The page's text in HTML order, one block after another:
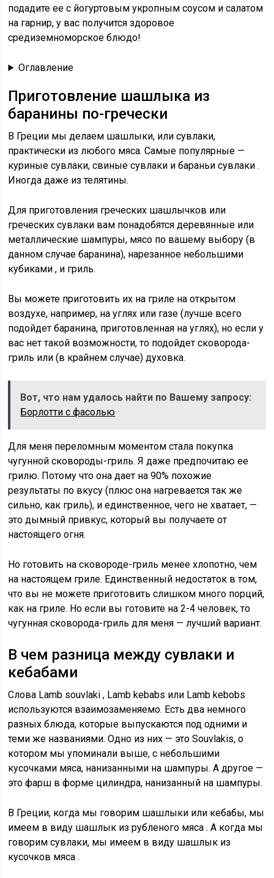
подадите ее с йогуртовым укропным соусом и салатом
на гарнир, у вас получится здоровое
средиземноморское блюдо!
Оглавление
Приготовление шашлыка из
баранины по-гречески
В Греции мы делаем шашлыки, или сувлаки,
практически из любого мяса. Самые популярные —
куриные сувлаки, свиные сувлаки ибараньи сувлаки .
Иногда даже из телятины.
Для приготовления греческих шашлычков или
греческих сувлаки вам понадобятся деревянные или
металлические шампуры, мясо по вашему выбору (в
данном случае баранина), нарезанное небольшими
кубиками , и гриль.
Вы можете приготовить их на гриле на открытом
воздухе, например, на углях или газе (лучше всего
подойдет баранина, приготовленная на углях), но если у
вас нет такой возможности, то подойдетсковорода-
гриль или (в крайнем случае) духовка.
Вот, что нам удалось найти по Вашему запросу:
Борлотти с фасолью
Для меня переломным моментом стала покупка
чугунной сковороды-гриль. Я даже предпочитаю ее
грилю. Потому что она дает на 90% похожие
результаты по вкусу (плюс она нагревается так же
сильно, как гриль), и единственное, чего не хватает, —
это дымный привкус, который вы получаете от
настоящего огня.
Но готовить на сковороде-гриль менее хлопотно, чем
на настоящем гриле. Единственный недостаток в том,
что вы не можете приготовить слишком много порций,
как на гриле. Но если вы готовите на 2-4 человек, то
чугунная сковорода-гриль для меня — лучший вариант.
В чем разница между сувлаки и
кебабами
Слова Lamb souvlaki , Lamb kebabs или Lamb kebobs
используются взаимозаменяемо. Есть два немного
разных блюда, которые выпускаются под одними и
теми же названиями. Одно из них — это Souvlakis, о
котором мы упоминали выше, с небольшими
кусочками мяса, нанизанными на шампуры. А другое —
это фарш в форме цилиндра, нанизанный на шампуры.
В Греции, когда мы говорим шашлыки или кебабы, мы
имеем в виду шашлык из рубленого мяса . А когда мы
говорим сувлаки, мы имеем в виду шашлык из
кусочков мяса .